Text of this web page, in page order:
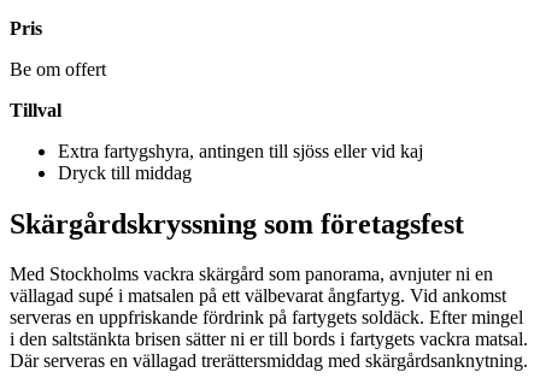
Pris
Be om offert
Tillval
Extra fartygshyra, antingen till sjöss eller vid kaj
Dryck till middag
Skärgårdskryssning som företagsfest
Med Stockholms vackra skärgård som panorama, avnjuter ni en
vällagad supé i matsalen på ett välbevarat ångfartyg. Vid ankomst
serveras en uppfriskande fördrink på fartygets soldäck. Efter mingel
i den saltstänkta brisen sätter ni er till bords i fartygets vackra matsal.
Där serveras en vällagad trerättersmiddag med skärgårdsanknytning.